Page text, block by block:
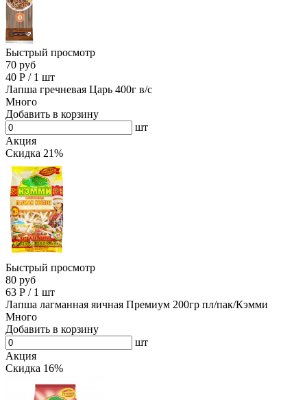
Быстрый просмотр
70 руб
40 Р / 1 шт
Лапша гречневая Царь 400г в/с
Много
Добавить в корзину
шт
Акция
Скидка 21%
Быстрый просмотр
80 руб
63 Р / 1 шт
Лапша лагманная яичная Премиум 200гр пл/пак/Кэмми
Много
Добавить в корзину
шт
Акция
Скидка 16%